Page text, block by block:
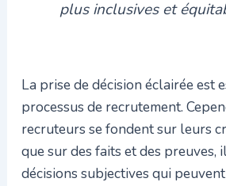
plus inclusives et
La prise de décision éclairée est
processus de recrutement.
recruteurs se fondent sur leurs
que sur des faits et des preuves,
décisions subjectives qui